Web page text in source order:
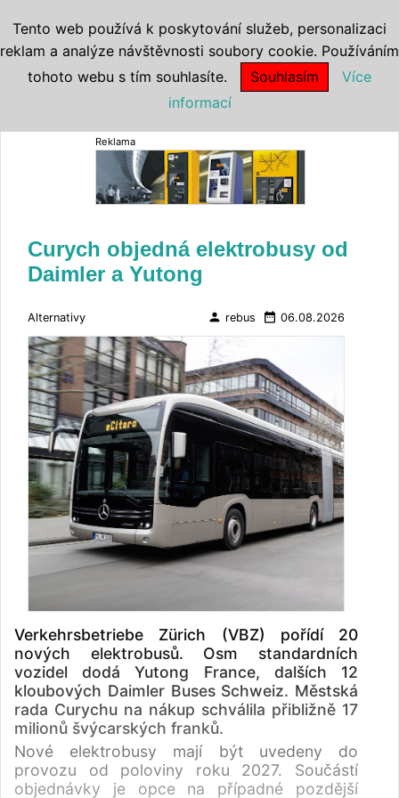
Reklama
Curych objedná elektrobusy od
Daimler a Yutong
Alternativy person rebus date_range 06.08.2026
Verkehrsbetriebe Zürich (VBZ) pořídí 20
nových elektrobusů. Osm standardních
vozidel dodá Yutong France, dalších 12
kloubových Daimler Buses Schweiz. Městská
rada Curychu na nákup schválila přibližně 17
milionů švýcarských franků.
Nové elektrobusy mají být uvedeny do
provozu od poloviny roku 2027. Součástí
objednávky je opce na případné pozdější
Tento web používá k poskytování služeb, personalizaci
reklam a analýze návštěvnosti soubory cookie. Používáním
tohoto webu s tím souhlasíte.
Souhlasím
Více
informací